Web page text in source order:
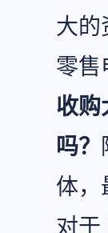
大的
零售
收购
吗？
体，
对于